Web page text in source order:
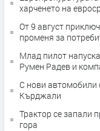
харченето на
От 9 август
променя за
Млад пилот
Румен Радев и
С нови автомобили
Кърджали
Трактор се запали
гора